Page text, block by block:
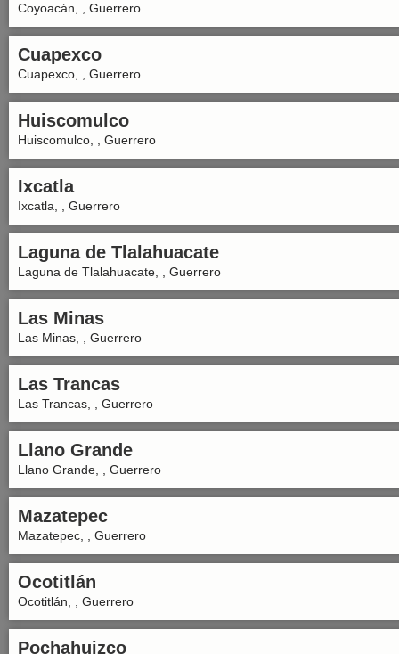
Coyoacán, , Guerrero
Cuapexco
Cuapexco, , Guerrero
Huiscomulco
Huiscomulco, , Guerrero
Ixcatla
Ixcatla, , Guerrero
Laguna de Tlalahuacate
Laguna de Tlalahuacate, , Guerrero
Las Minas
Las Minas, , Guerrero
Las Trancas
Las Trancas, , Guerrero
Llano Grande
Llano Grande, , Guerrero
Mazatepec
Mazatepec, , Guerrero
Ocotitlán
Ocotitlán, , Guerrero
Pochahuizco